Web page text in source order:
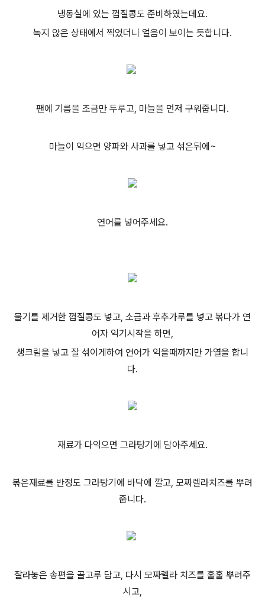
냉동실에 있는 껍질콩도 준비하였는데요.
녹지 않은 상태에서 찍었더니 얼음이 보이는 듯합니다.
팬에 기름을 조금만 두루고, 마늘을 먼저 구워줍니다.
마늘이 익으면 양파와 사과를 넣고 섞은뒤에~
연어를 넣어주세요.
물기를 제거한 껍질콩도 넣고, 소금과 후추가루를 넣고 볶다가 연
어자 익기시작을 하면,
생크림을 넣고 잘 섞이게하여 연어가 익을때까지만 가열을 합니
다.
재료가 다익으면 그라탕기에 담아주세요.
볶은재료를 반정도 그라탕기에 바닥에 깔고, 모짜렐라치즈를 뿌려
줍니다.
잘라놓은 송편을 골고루 담고, 다시 모짜렐라 치즈를 훌훌 뿌려주
시고,